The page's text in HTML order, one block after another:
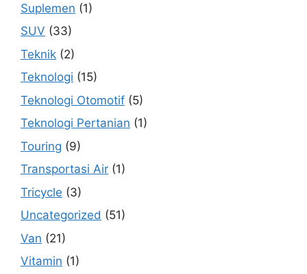
Suplemen (1)
SUV (33)
Teknik (2)
Teknologi (15)
Teknologi Otomotif (5)
Teknologi Pertanian (1)
Touring (9)
Transportasi Air (1)
Tricycle (3)
Uncategorized (51)
Van (21)
Vitamin (1)